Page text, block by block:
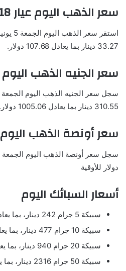
سعر الذهب اليوم عيار 18
33.27 دينار بما يعادل 107.68 دولار.
سعر الجنيه الذهب اليوم
310.55 دينار بما يعادل 1005.06 دولار.
سعر أونصة الذهب اليوم
دولار للأوقية
أسعار السبائك اليوم
سبيكة 5 جرام 242 دينار، بما يعادل 782 دولار.
سبيكة 10 جرام 477 دينار، بما يعادل 1542 دولار.
سبيكة 20 جرام 940 دينار، بما يعادل 3042 دولار.
سبيكة 50 جرام 2316 دينار، بما يعادل 7497 دولار.